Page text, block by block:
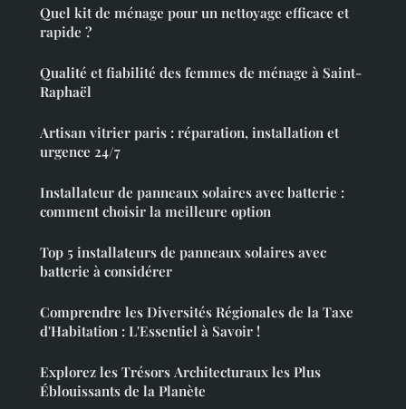
Quel kit de ménage pour un nettoyage efficace et
rapide ?
Qualité et fiabilité des femmes de ménage à Saint-
Raphaël
Artisan vitrier paris : réparation, installation et
urgence 24/7
Installateur de panneaux solaires avec batterie :
comment choisir la meilleure option
Top 5 installateurs de panneaux solaires avec
batterie à considérer
Comprendre les Diversités Régionales de la Taxe
d'Habitation : L'Essentiel à Savoir !
Explorez les Trésors Architecturaux les Plus
Éblouissants de la Planète